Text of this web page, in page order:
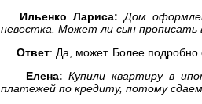
Ильенко Лариса: Дом
невестка. Может ли сын
Ответ: Да, может. Более подробно
Елена: Купили квартиру в
платежей по кредиту, потому